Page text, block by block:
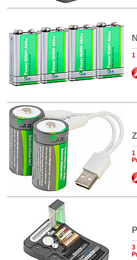
1
1
3